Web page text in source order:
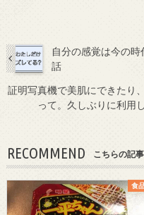
自分の感覚は今の
話
証明写真機で美肌にできたり
って。久しぶりに利用
RECOMMEND こちらの記
食